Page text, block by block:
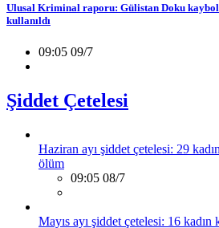
Ulusal Kriminal raporu: Gülistan Doku
kullanıldı
09:05 09/7
Şiddet Çetelesi
Haziran ayı şiddet çetelesi: 29
ölüm
09:05 08/7
Mayıs ayı şiddet çetelesi: 16